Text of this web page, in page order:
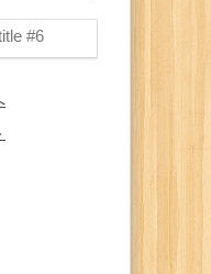
#6
a towel?)"
for a hug